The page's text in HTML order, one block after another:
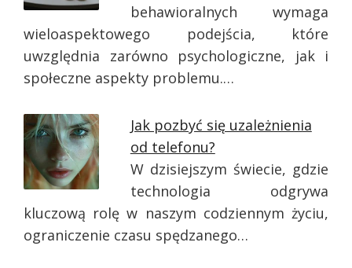
behawioralnych wymaga
wieloaspektowego podejścia, które
uwzględnia zarówno psychologiczne, jak i
społeczne aspekty problemu.…
Jak pozbyć się uzależnienia
od telefonu?
W dzisiejszym świecie, gdzie
technologia odgrywa
kluczową rolę w naszym codziennym życiu,
ograniczenie czasu spędzanego…